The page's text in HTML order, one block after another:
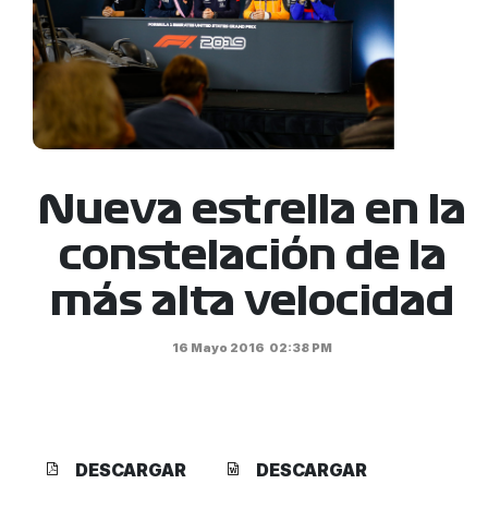
Nueva estrella en la
constelación de la
más alta velocidad
16 Mayo 2016 02:38 PM
DESCARGAR DESCARGAR